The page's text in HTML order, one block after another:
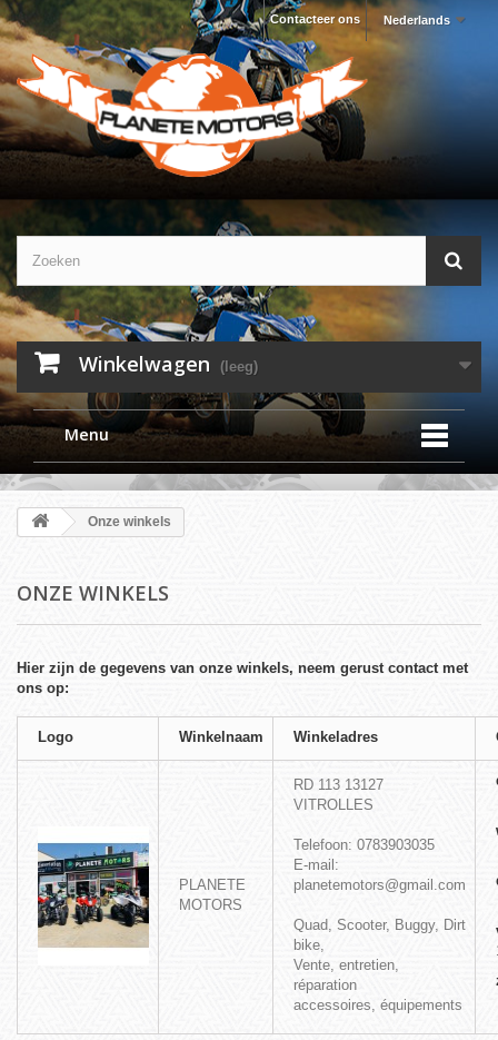
Nederlands
Contacteer ons
Winkelwagen (leeg)
Menu
Onze winkels
ONZE WINKELS
Hier zijn de gegevens van onze winkels, neem gerust contact met
ons op:
Logo Winkelnaam Winkeladres
PLANETE
MOTORS
RD 113 13127
VITROLLES
Telefoon: 0783903035
E-mail:
planetemotors@gmail.com
Quad, Scooter, Buggy, Dirt
bike,
Vente, entretien,
réparation
accessoires, équipements